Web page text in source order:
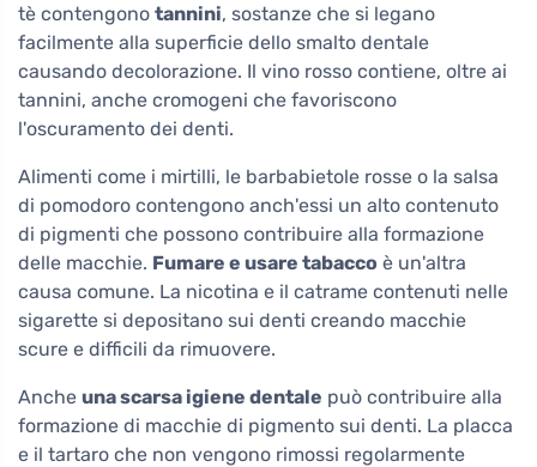
tè contengono tannini, sostanze che si legano
facilmente alla superficie dello smalto dentale
causando decolorazione. Il vino rosso contiene, oltre ai
tannini, anche cromogeni che favoriscono
l'oscuramento dei denti.
Alimenti come i mirtilli, le barbabietole rosse o la salsa
di pomodoro contengono anch'essi un alto contenuto
di pigmenti che possono contribuire alla formazione
delle macchie. Fumare e usare tabacco è un'altra
causa comune. La nicotina e il catrame contenuti nelle
sigarette si depositano sui denti creando macchie
scure e difficili da rimuovere.
Anche una scarsa igiene dentale può contribuire alla
formazione di macchie di pigmento sui denti. La placca
e il tartaro che non vengono rimossi regolarmente